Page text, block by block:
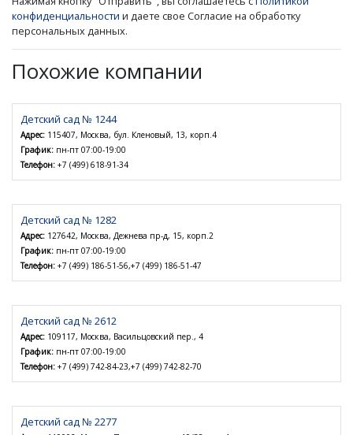
конфиденциальности и даете свое Согласие на обработку
персональных данных.
Похожие компании
Детский сад № 1244
Адрес: 115407, Москва, бул. Кленовый, 13, корп.4
График: пн-пт 07:00-19:00
Телефон: +7 (499) 618-91-34
Детский сад № 1282
Адрес: 127642, Москва, Дежнева пр-д, 15, корп.2
График: пн-пт 07:00-19:00
Телефон: +7 (499) 186-51-56,+7 (499) 186-51-47
Детский сад № 2612
Адрес: 109117, Москва, Васильцовский пер., 4
График: пн-пт 07:00-19:00
Телефон: +7 (499) 742-84-23,+7 (499) 742-82-70
Детский сад № 2277